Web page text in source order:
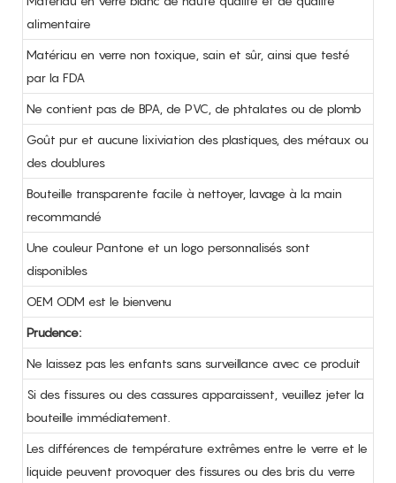
alimentaire
Matériau en verre non toxique, sain et sûr, ainsi que testé
par la FDA
Ne contient pas de BPA, de PVC, de phtalates ou de plomb
Goût pur et aucune lixiviation des plastiques, des métaux ou
des doublures
Bouteille transparente facile à nettoyer, lavage à la main
recommandé
Une couleur Pantone et un logo personnalisés sont
disponibles
OEM ODM est le bienvenu
Prudence:
Ne laissez pas les enfants sans surveillance avec ce produit
Si des fissures ou des cassures apparaissent, veuillez jeter la
bouteille immédiatement.
Les différences de température extrêmes entre le verre et le
liquide peuvent provoquer des fissures ou des bris du verre